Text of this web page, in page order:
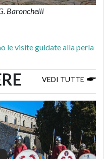
Baronchelli
le visite guidate alla perla
VEDI TUTTE